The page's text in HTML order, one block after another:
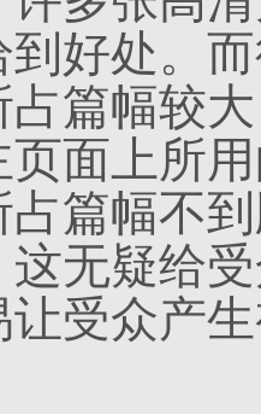
到好处。
篇幅较
面上所
占篇幅不
这无疑给
让受众产